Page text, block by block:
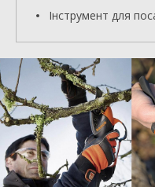
Інструмент для